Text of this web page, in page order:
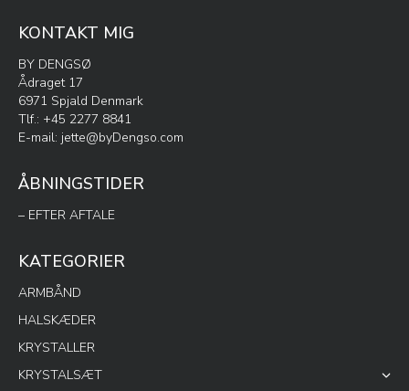
KONTAKT MIG
BY DENGSØ
Ådraget 17
6971 Spjald Denmark
Tlf.: +45 2277 8841
E-mail: jette@byDengso.com
ÅBNINGSTIDER
– EFTER AFTALE
KATEGORIER
ARMBÅND
HALSKÆDER
KRYSTALLER
KRYSTALSÆT